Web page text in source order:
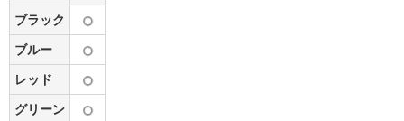
ブラック
ブルー
レッド
グリーン